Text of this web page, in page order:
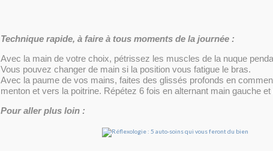
Technique rapide, à faire à tous moments de la journée :
Avec la main de votre choix, pétrissez les muscles de la nuque
Vous pouvez changer de main si la position vous fatigue le bras.
Avec la paume de vos mains, faites des glissés profonds en
menton et vers la poitrine. Répétez 6 fois en alternant main gauche et
Pour aller plus loin :